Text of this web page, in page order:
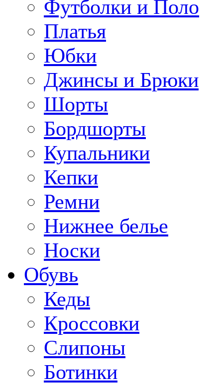
Футболки и Поло
Платья
Юбки
Джинсы и Брюки
Шорты
Бордшорты
Купальники
Кепки
Ремни
Нижнее белье
Носки
Обувь
Кеды
Кроссовки
Слипоны
Ботинки